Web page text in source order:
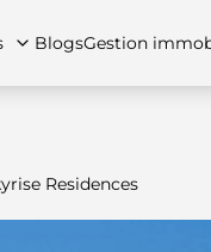
BlogsGestion
Residences